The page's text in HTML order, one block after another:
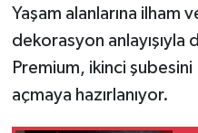
Yaşam alanlarına ilham
dekorasyon anlayışıyla
Premium, ikinci
açmaya hazırlanıyor.